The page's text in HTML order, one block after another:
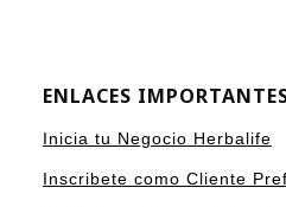
ENLACES
Inicia tu Negocio Herbalife
Inscribete como Cliente